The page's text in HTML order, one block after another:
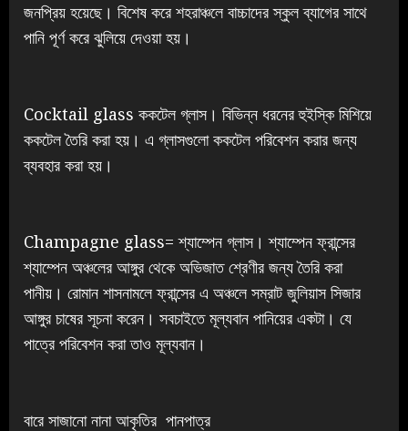
জনপ্রিয় হয়েছে। বিশেষ করে শহরাঞ্চলে বাচ্চাদের স্কুল ব্যাগের সাথে
পানি পূর্ণ করে ঝুলিয়ে দেওয়া হয়।
Cocktail glass ককটেল গ্লাস। বিভিন্ন ধরনের হুইস্কি মিশিয়ে
ককটেল তৈরি করা হয়। এ গ্লাসগুলো ককটেল পরিবেশন করার জন্য
ব্যবহার করা হয়।
Champagne glass= শ্যাম্পেন গ্লাস। শ্যাম্পেন ফ্রান্সের
শ্যাম্পেন অঞ্চলের আঙ্গুর থেকে অভিজাত শ্রেণীর জন্য তৈরি করা
পানীয়। রোমান শাসনামলে ফ্রান্সের এ অঞ্চলে সম্রাট জুলিয়াস সিজার
আঙ্গুর চাষের সূচনা করেন। সবচাইতে মূল্যবান পানিয়ের একটা। যে
পাত্রে পরিবেশন করা তাও মূল্যবান।
বারে সাজানো নানা আকৃতির ‌ পানপাত্র